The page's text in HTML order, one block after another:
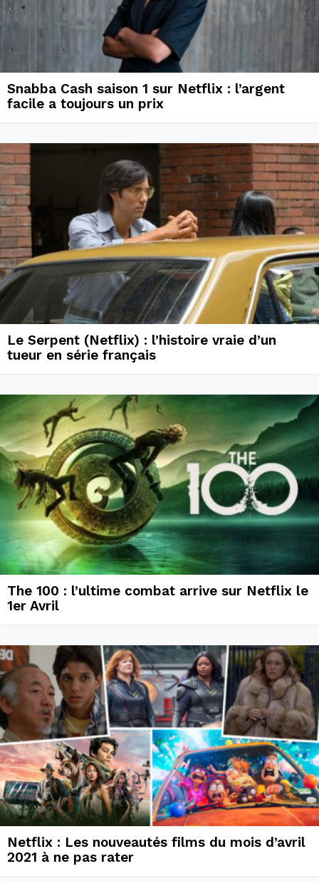
Snabba Cash saison 1 sur Netflix : l’argent
facile a toujours un prix
Le Serpent (Netflix) : l’histoire vraie d’un
tueur en série français
The 100 : l’ultime combat arrive sur Netflix le
1er Avril
Netflix : Les nouveautés films du mois d’avril
2021 à ne pas rater